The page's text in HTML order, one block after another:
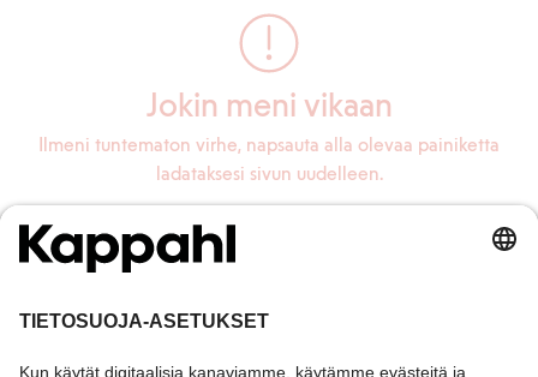
Jokin meni vikaan
Ilmeni tuntematon virhe, napsauta alla olevaa painiketta
ladataksesi sivun uudelleen.
Lataa sivu uudelleen